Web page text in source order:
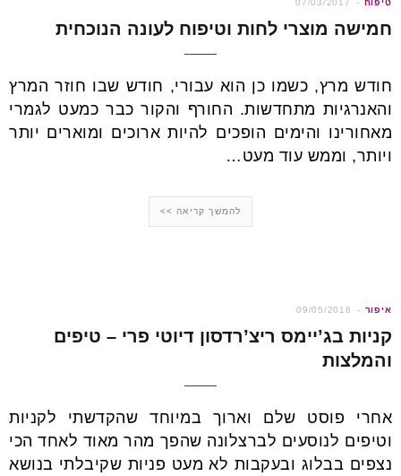
טיפוח 07/03/2017
חמישה מוצרי לחות וטיפוח לעונה הנוכחית
חודש מרץ, כשמו כן הוא עבורי, חודש שבו חוזר המרץ
והאנרגיות מתחדשות. החורף והקור כבר כמעט לגמרי
מאחורינו והימים הופכים להיות ארוכים ומוארים יותר
ויותר, וממש עוד מעט…
להמשך קריאה >>
איפור 09/05/2016
קניות בג’יימס ריצ’רדסון דיוטי פרי – טיפים
והמלצות
אחרי פוסט שלם וארוך במיוחד שהקדשתי לקניות
וטיפים לנוסעים לברצלונה שהפך מהר מאוד לאחד הכי
נצפים בבלוג ובעקבות לא מעט פניות שקיבלתי בנושא